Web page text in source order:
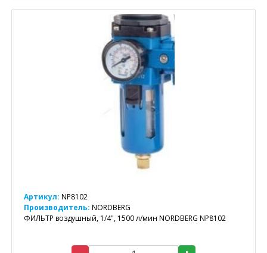
Артикул: NP8102
Производитель: NORDBERG
ФИЛЬТР воздушный, 1/4", 1500 л/мин NORDBERG NP8102